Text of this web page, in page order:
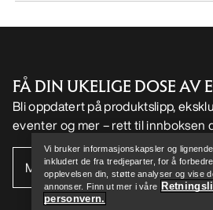
Help
FÅ DIN UKELIGE DOSE AV
Bli oppdatert på produktslipp,
eventer og mer – rett til innboksen
Vi bruker informasjonskapsler og
inkludert de fra tredjeparter, for å
opplevelsen din, støtte analyser og vise
annonser. Finn ut mer i våre
personvern.